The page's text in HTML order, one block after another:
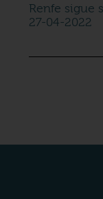
Renfe sigue
27-04-2022